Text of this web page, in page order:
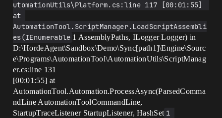
utomationUtils\Platform.cs:line 117 [00:01:55]
at
AutomationTool.ScriptManager.LoadScriptAssembli
es(IEnumerable 1 AssemblyPaths, ILogger Logger) in
D:\HordeAgent\Sandbox\Demo\Sync[path1]\Engine\Sourc
e\Programs\AutomationTool\AutomationUtils\ScriptManag
er.cs:line 131
[00:01:55] at
AutomationTool.Automation.ProcessAsync(ParsedComma
ndLine AutomationToolCommandLine,
StartupTraceListener StartupListener, HashSet 1